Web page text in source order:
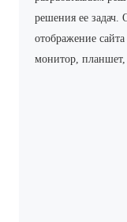
решения ее задач.
отображение
монитор, планшет,